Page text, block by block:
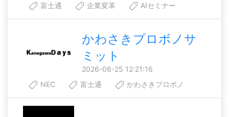
富士通 企業変革 AIセミナー
かわさきプロボノサ
ミット
2026-06-25 12:21:16
NEC
富士通 かわさきプロボノ